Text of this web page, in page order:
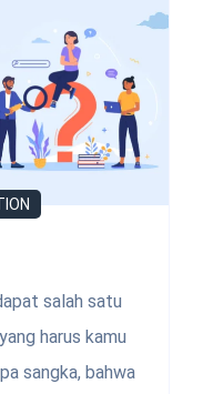
salah satu
harus kamu
sangka, bahwa